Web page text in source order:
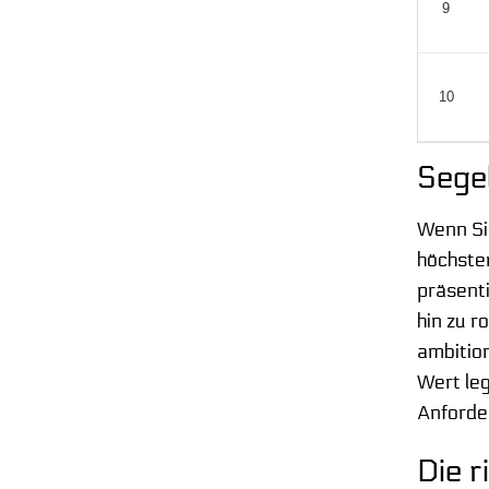
9
10
Wenn
hin zu
Wert
Die